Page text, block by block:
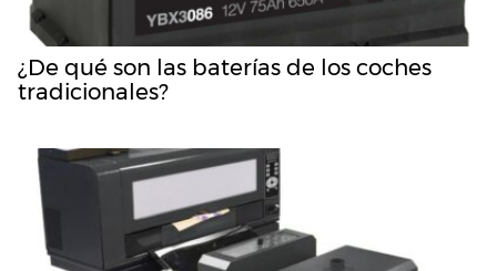
¿De qué son las baterías de los coches
tradicionales?